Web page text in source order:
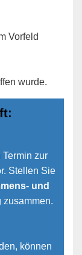
Vorfeld
wurde.
zur
Stellen Sie
und
zusammen.
können